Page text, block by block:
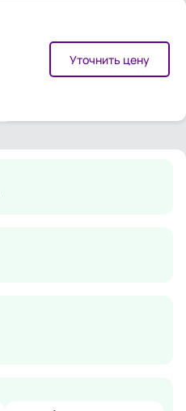
Уточнить цену